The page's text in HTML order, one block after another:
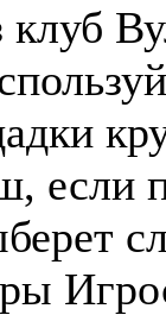
клуб